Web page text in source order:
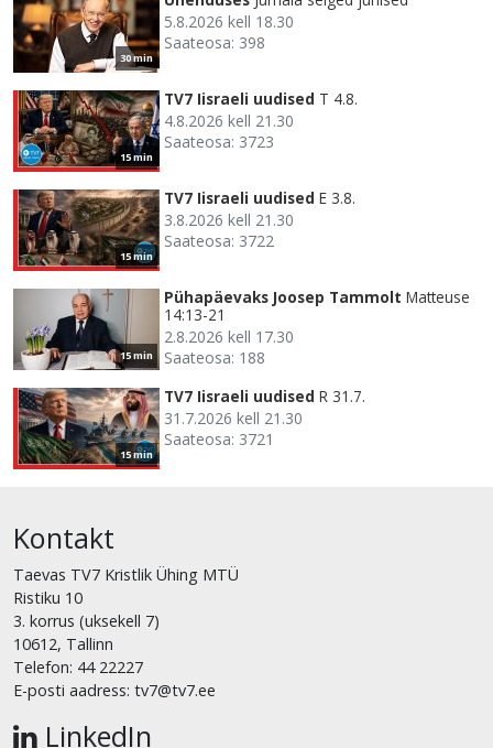
30 min
5.8.2026 kell 18.30
Saateosa: 398
15 min
TV7 Iisraeli uudised T 4.8.
4.8.2026 kell 21.30
Saateosa: 3723
15 min
TV7 Iisraeli uudised E 3.8.
3.8.2026 kell 21.30
Saateosa: 3722
15 min
Pühapäevaks Joosep Tammolt Matteuse
14:13-21
2.8.2026 kell 17.30
Saateosa: 188
15 min
TV7 Iisraeli uudised R 31.7.
31.7.2026 kell 21.30
Saateosa: 3721
Kontakt
Taevas TV7 Kristlik Ühing MTÜ
Ristiku 10
3. korrus (uksekell 7)
10612, Tallinn
Telefon: 44 22227
E-posti aadress: tv7@tv7.ee
LinkedIn